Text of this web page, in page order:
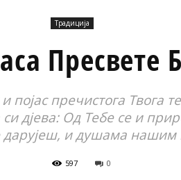
Традиција
Пресвете
пречистога Твога
дјева: Од Тебе се и
дарујеш, и душама нашим
597 0